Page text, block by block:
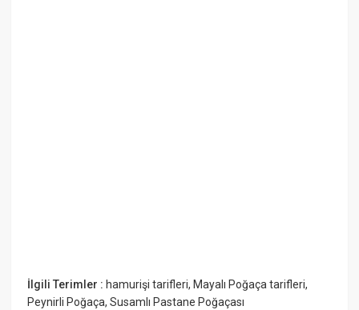
İlgili Terimler : hamurişi tarifleri, Mayalı Poğaça tarifleri,
Peynirli Poğaça,Susamlı Pastane Poğaçası